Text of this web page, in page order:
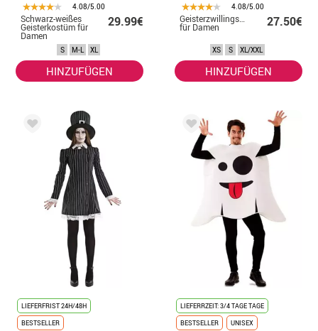
4.08/5.00
Schwarz-weißes
Geisterkostüm für
Damen
29.99€
S M-L XL
HINZUFÜGEN
4.08/5.00
Geisterzwillingskostüm
für Damen 27.50€
XS S XL/XXL
HINZUFÜGEN
LIEFERFRIST 24H/48H
BESTSELLER
LIEFERRZEIT: 3/4 TAGE TAGE
BESTSELLER
UNISEX